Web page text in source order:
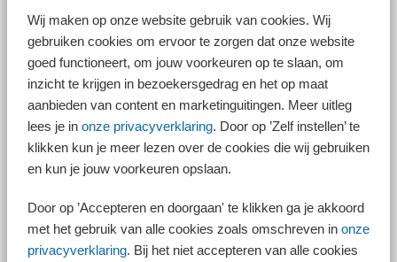
Wij maken op onze website gebruik van cookies. Wij
gebruiken cookies om ervoor te zorgen dat onze website
goed functioneert, om jouw voorkeuren op te slaan, om
inzicht te krijgen in bezoekersgedrag en het op maat
aanbieden van content en marketinguitingen. Meer uitleg
lees je in onze privacyverklaring. Door op ’Zelf instellen’ te
klikken kun je meer lezen over de cookies die wij gebruiken
en kun je jouw voorkeuren opslaan.
Door op ’Accepteren en doorgaan' te klikken ga je akkoord
met het gebruik van alle cookies zoals omschreven in onze
privacyverklaring. Bij het niet accepteren van alle cookies
eigenwoninglening en is de rente hierover alleen aftrekbaar als aan de
aflossingseisen wordt voldaan.
Aftrek beperkt tot maximaal 30 jaar
maximaal 30 jaar. Bij leningen die vóór 2001 zijn afgesloten, begint
deze termijn op 1 januari 2001. Dit betekent dat degenen met een
dergelijke hypotheek de rente vanaf 2031 niet meer af kunnen trekken
en dus een (fors) hogere maandlast tegemoet kunnen zien. De termijn
Verzekeringen eigen woning
Het is al lange tijd niet meer mogelijk (sinds 2013) om een nieuw spaar-,